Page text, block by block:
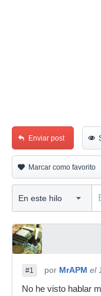
Enviar post
Marcar como favorito
#1 por MrAPM el
No he visto hablar